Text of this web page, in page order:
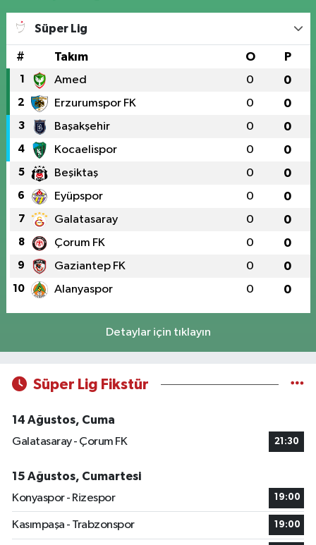
Süper Lig
# Takım O P
1 Amed 0 0
2 Erzurumspor FK 0 0
3 Başakşehir 0 0
4 Kocaelispor 0 0
5 Beşiktaş 0 0
6 Eyüpspor 0 0
7 Galatasaray 0 0
8 Çorum FK 0 0
9 Gaziantep FK 0 0
10 Alanyaspor 0 0
Detaylar için tıklayın
Süper Lig Fikstür
14 Ağustos, Cuma
Galatasaray - Çorum FK
21:30
15 Ağustos, Cumartesi
Konyaspor - Rizespor
19:00
Kasımpaşa - Trabzonspor 19:00